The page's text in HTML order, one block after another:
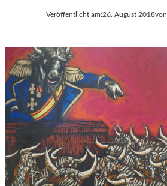
Veröffentlicht am:26. August 2018von